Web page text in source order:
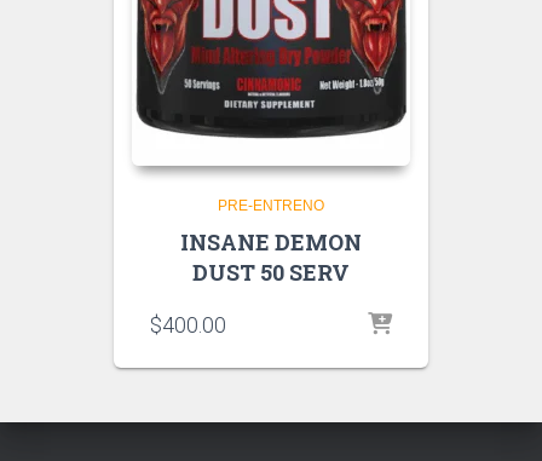
PRE-ENTRENO
INSANE DEMON
DUST 50 SERV
$400.00